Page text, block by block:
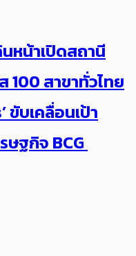
หน้าเปิดสถานี
100 สาขาทั่วไทย
ขับเคลื่อนเป้า
ษฐกิจ BCG